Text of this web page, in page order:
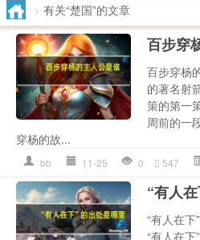
> 有关“楚国”的文章
百步穿
百步穿杨
的著名射
策的第一
周前的一
穿杨的故...
bb 11-25 0 547
“有人
“有人在下
“有人在